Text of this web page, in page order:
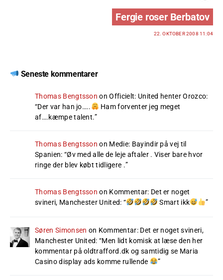
Fergie roser Berbatov
22. OKTOBER 2008 11:04
Seneste kommentarer
Thomas Bengtsson onOfficielt: United henter Orozco:
“Der var han jo…..
Ham forventer jeg meget
af….kæmpe talent.”
Thomas Bengtsson on Medie: Bayindir på vej til
Spanien: “Øv med alle de leje aftaler . Viser bare hvor
ringe der blev købt tidligere .”
Thomas Bengtsson on Kommentar: Det er noget
svineri, Manchester United: “ Smart ikk ”
Søren Simonsen on Kommentar: Det er noget svineri,
Manchester United: “Men lidt komisk at læse den her
kommentar på oldtrafford.dk og samtidig se Maria
Casino display ads komme rullende
”